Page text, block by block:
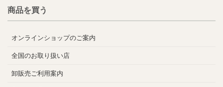
商品を買う
オンラインショップのご案内
全国のお取り扱い店
卸販売ご利用案内